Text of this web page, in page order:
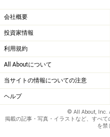
会社概要
投資家情報
利用規約
All Aboutについて
当サイトの情報についての注意
ヘルプ
© All About, Inc.
掲載の記事・写真・イラストなど、すべ
を禁